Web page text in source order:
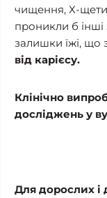
чищення, Х-
проникли б інші
залишки їжі, що
від карієсу.
Клінічно
досліджень у
Для дорослих і